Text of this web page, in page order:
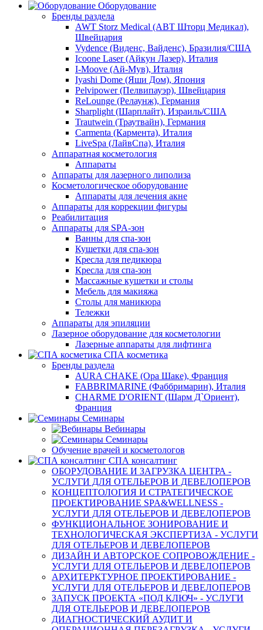
Оборудование
Бренды раздела
AWT Storz Medical (АВТ Шторц Медикал),
Швейцария
Vydence (Виденс, Вайденс), Бразилия/США
Icoone Laser (Айкун Лазер), Италия
I-Moove (Ай-Мув), Италия
Iyashi Dome (Яши Дом), Япония
Pelvipower (Пелвипауэр), Швейцария
ReLounge (Релаунж), Германия
Sharplight (Шарплайт), Израиль/США
Trautwein (Траутвайн), Германия
Carmenta (Кармента), Италия
LiveSpa (ЛайвСпа), Италия
Аппаратная косметология
Аппараты
Аппараты для лазерного липолиза
Косметологическое оборудование
Аппараты для лечения акне
Аппараты для коррекции фигуры
Реабилитация
Аппараты для SPA-зон
Ванны для спа-зон
Кушетки для спа-зон
Кресла для педикюра
Кресла для спа-зон
Массажные кушетки и столы
Мебель для макияжа
Столы для маникюра
Тележки
Аппараты для эпиляции
Лазерное оборудование для косметологии
Лазерные аппараты для лифтинга
СПА косметика
Бренды раздела
AURA CHAKE (Ора Шаке), Франция
FABBRIMARINE (Фаббримарин), Италия
CHARME D'ORIENT (Шарм Д`Ориент),
Франция
Семинары
Вебинары
Семинары
Обучение врачей и косметологов
СПА консалтинг
ОБОРУДОВАНИЕ И ЗАГРУЗКА ЦЕНТРА -
УСЛУГИ ДЛЯ ОТЕЛЬЕРОВ И ДЕВЕЛОПЕРОВ
КОНЦЕПТОЛОГИЯ И СТРАТЕГИЧЕСКОЕ
ПРОЕКТИРОВАНИЕ SPA&WELLNESS -
УСЛУГИ ДЛЯ ОТЕЛЬЕРОВ И ДЕВЕЛОПЕРОВ
ФУНКЦИОНАЛЬНОЕ ЗОНИРОВАНИЕ И
ТЕХНОЛОГИЧЕСКАЯ ЭКСПЕРТИЗА - УСЛУГИ
ДЛЯ ОТЕЛЬЕРОВ И ДЕВЕЛОПЕРОВ
ДИЗАЙН И АВТОРСКОЕ СОПРОВОЖДЕНИЕ -
УСЛУГИ ДЛЯ ОТЕЛЬЕРОВ И ДЕВЕЛОПЕРОВ
АРХИТЕРКТУРНОЕ ПРОЕКТИРОВАНИЕ -
УСЛУГИ ДЛЯ ОТЕЛЬЕРОВ И ДЕВЕЛОПЕРОВ
ЗАПУСК ПРОЕКТА «ПОД КЛЮЧ» - УСЛУГИ
ДЛЯ ОТЕЛЬЕРОВ И ДЕВЕЛОПЕРОВ
ДИАГНОСТИЧЕСКИЙ АУДИТ И